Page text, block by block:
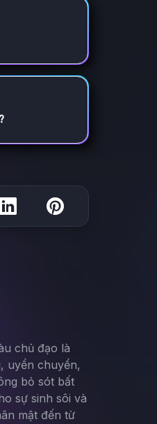
chủ đạo là
uyển chuyển,
bỏ sót bất
sự sinh sôi và
mật đến từ